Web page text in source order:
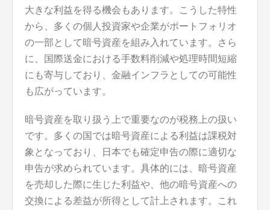
大きな利益を得る機会もあります。こうした特性
から、多くの個人投資家や企業がポートフォリオ
の一部として暗号資産を組み入れています。さら
に、国際送金における手数料削減や処理時間短縮
にも寄与しており、金融インフラとしての可能性
も広がっています。
暗号資産を取り扱う上で重要なのが税務上の扱い
です。多くの国では暗号資産による利益は課税対
象となっており、日本でも確定申告の際に適切な
申告が求められています。具体的には、暗号資産
を売却した際に生じた利益や、他の暗号資産への
交換による差益が所得として計上されます。これ